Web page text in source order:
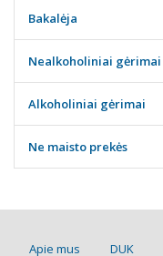
Bakalėja
Nealkoholiniai gėrimai
Alkoholiniai gėrimai
Ne maisto prekės
Apie mus DUK